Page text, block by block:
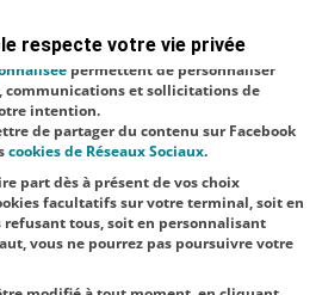
Amis de
Nicaise
pour
respecte votre vie privée
permettent de personnaliser
communications et sollicitations de
intention.
de partager du contenu sur Facebook
cookies de Réseaux Sociaux.
part dès à présent de vos choix
facultatifs sur votre terminal, soit en
refusant tous, soit en personnalisant
vous ne pourrez pas poursuivre votre